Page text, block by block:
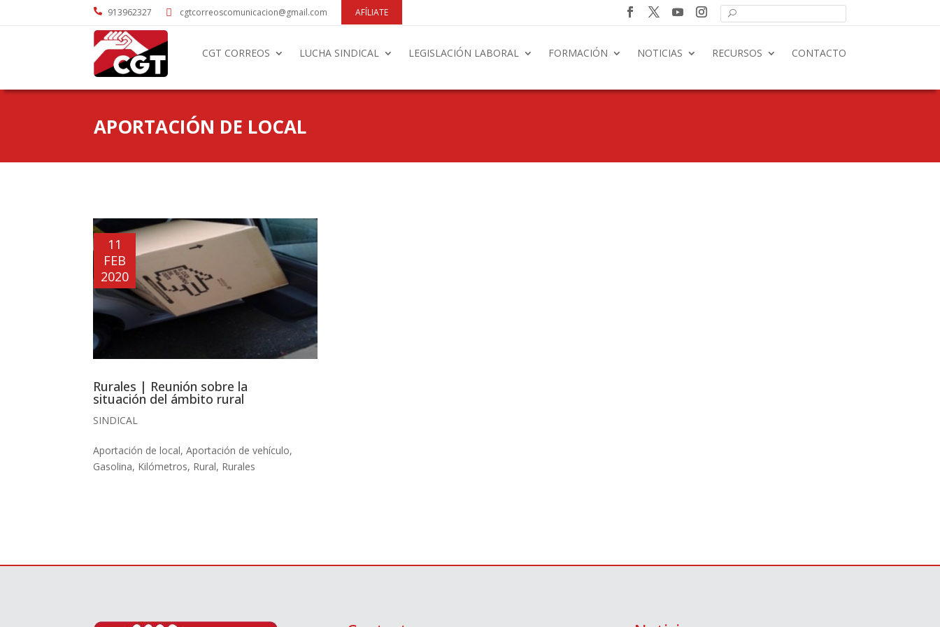
 913962327  cgtcorreoscomunicacion@gmail.com AFÍLIATE
CGT CORREOS LUCHA SINDICAL LEGISLACIÓN LABORAL FORMACIÓN NOTICIAS RECURSOS CONTACTO
APORTACIÓN DE LOCAL
Rurales | Reunión sobre la
situación del ámbito rural
11
FEB
2020
SINDICAL
Aportación de local,Aportación de vehículo,
Gasolina, Kilómetros, Rural, Rurales